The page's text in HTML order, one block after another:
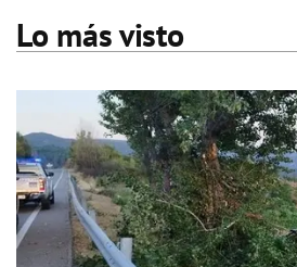
Lo más visto